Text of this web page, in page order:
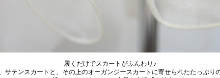
履くだけでスカートがふんわり♪
サテンスカートと、その上のオーガンジースカートに寄せられたたっぷり